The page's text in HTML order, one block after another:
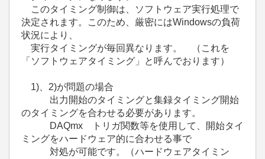
このタイミング制御は、ソフトウェア実行処理で
決定されます。このため、厳密にはWindowsの負荷
状況により、
実行タイミングが毎回異なります。 （これを
「ソフトウェアタイミング」と呼んでおります）
1)、2)が問題の場合
出力開始のタイミングと集録タイミング開始
のタイミングを合わせる必要があります。
DAQmx トリガ関数等を使用して、開始タイ
ミングをハードウェア的に合わせる事で
対処が可能です。（ハードウェアタイミン